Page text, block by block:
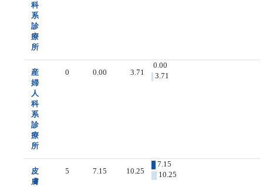
科
系
診
療
所
産
婦
人
科
系
診
療
所
0 0.00 3.71
0.00
3.71
皮
膚
5 7.15 10.25
7.15
10.25